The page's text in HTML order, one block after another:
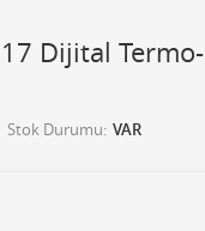
Dijital Termo-
Stok Durumu VAR